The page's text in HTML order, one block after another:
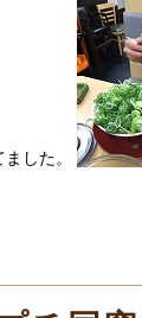
した。